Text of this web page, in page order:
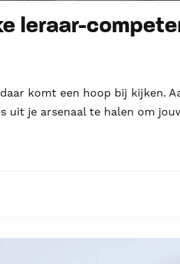
leraar-
komt een hoop bij kijken.
uit je arsenaal te halen om